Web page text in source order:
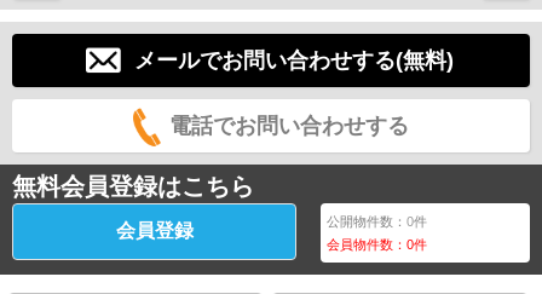
メールでお問い合わせする(無料)
電話でお問い合わせする
無料会員登録はこちら
会員登録 公開物件数：0件
会員物件数：0件